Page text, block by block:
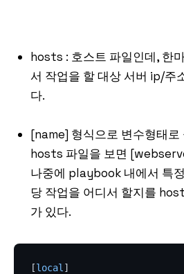
hosts : 호스트 파일인데, 한
서 작업을 할 대상 서버 ip/주
다.
[name] 형식으로 변수형태로
hosts 파일을 보면
나중에 playbook 내에서 특
당 작업을 어디서 할지를
가 있다.
[local